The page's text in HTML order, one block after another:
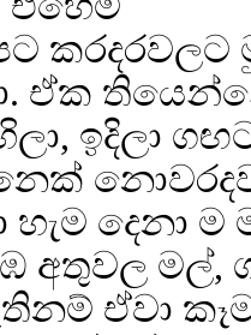
කරදරවලට
ඒක
ඉදිලා
හැම දෙනා
අතුවල මල්,
ඒවා